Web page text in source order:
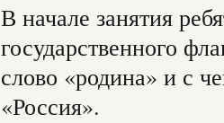
В начале занятия
государственного
слово «родина» и с
«Россия».